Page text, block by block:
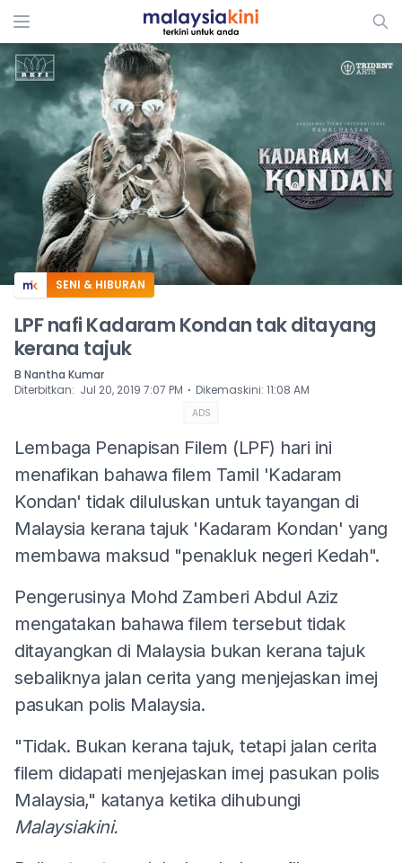
ADS
SENI & HIBURAN
LPF nafi Kadaram Kondan tak ditayang
kerana tajuk
B Nantha Kumar
Diterbitkan: Jul 20, 2019 7:07 PM ⋅ Dikemaskini: 11:08 AM
ADS
Lembaga Penapisan Filem (LPF) hari ini
menafikan bahawa filem Tamil 'Kadaram
Kondan' tidak diluluskan untuk tayangan di
Malaysia kerana tajuk 'Kadaram Kondan' yang
membawa maksud "penakluk negeri Kedah".
Pengerusinya Mohd Zamberi Abdul Aziz
mengatakan bahawa filem tersebut tidak
ditayangkan di Malaysia bukan kerana tajuk
sebaliknya jalan cerita yang menjejaskan imej
pasukan polis Malaysia.
"Tidak. Bukan kerana tajuk, tetapi jalan cerita
filem didapati menjejaskan imej pasukan polis
Malaysia," katanya ketika dihubungi
Malaysiakini.